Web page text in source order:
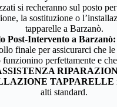
si recheranno sul posto
la sostituzione o
tapparelle a Barzanò.
Post-Intervento a Barzanò:
finale per assicurarci che le
funzionino perfettamente e
TAPPARELLE
alti standard.